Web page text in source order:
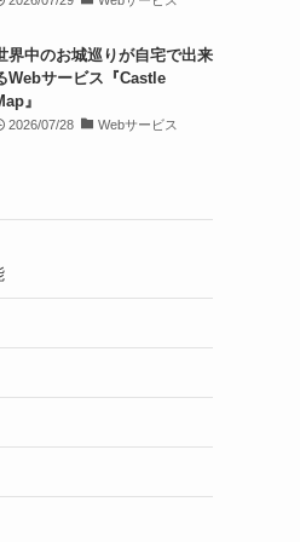
界中のお城巡りが自宅で出来
Webサービス『Castle
』
2026/07/28 Webサービス